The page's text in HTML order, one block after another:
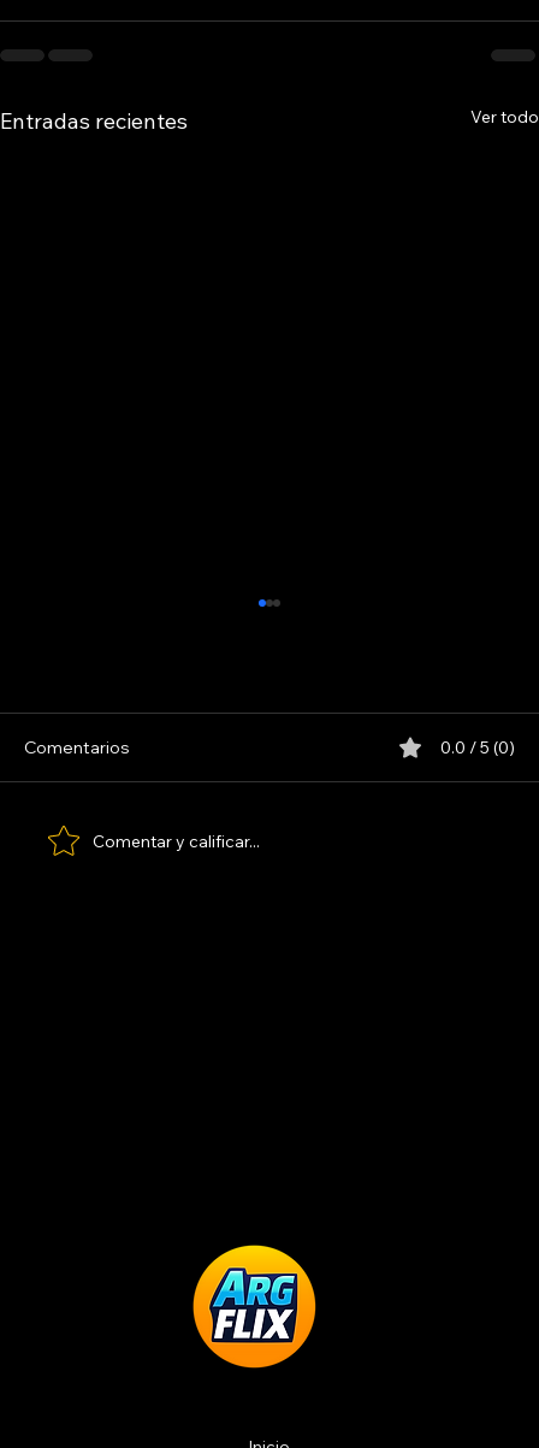
Entradas recientes Ver todo
Comentarios 0.0 / 5 (0)
Comentar y calificar...